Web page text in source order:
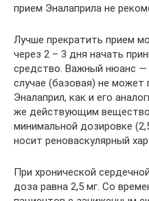
прием Эналаприла не
Лучше прекратить прием
через 2 – 3 дня начать
средство. Важный нюанс —
случае (базовая) не может
Эналаприл, как и его
же действующим
минимальной дозировке
носит реноваскулярный
При хронической
доза равна 2,5 мг. Со